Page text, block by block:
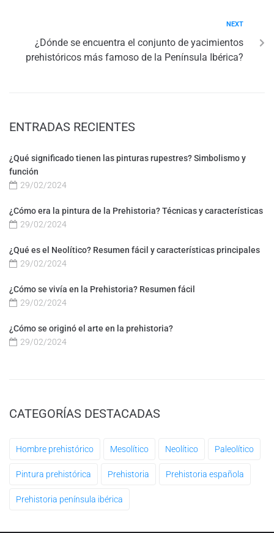
NEXT
¿Dónde se encuentra el conjunto de yacimientos
prehistóricos más famoso de la Península Ibérica?
ENTRADAS RECIENTES
¿Qué significado tienen las pinturas rupestres? Simbolismo y
función
29/02/2024
¿Cómo era la pintura de la Prehistoria? Técnicas y características
29/02/2024
¿Qué es el Neolítico? Resumen fácil y características principales
29/02/2024
¿Cómo se vivía en la Prehistoria? Resumen fácil
29/02/2024
¿Cómo se originó el arte en la prehistoria?
29/02/2024
CATEGORÍAS DESTACADAS
Hombre prehistórico Mesolítico Neolítico Paleolítico
Pintura prehistórica Prehistoria Prehistoria española
Prehistoria península ibérica